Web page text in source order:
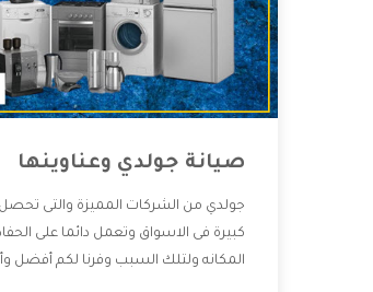
صيانة جولدي وعناوينها
جولدي من الشركات المميزة والتى
كبيرة فى الاسواق وتعمل دائما على
المكانه ولتلك السبب وفرنا لكم أفضل